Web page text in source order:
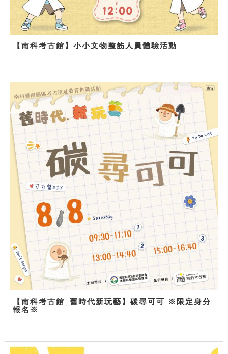
【南科考古館】小小文物整飭人員體驗活動
【南科考古館_舊時代新玩藝】碳尋可可 ※限定身分
報名※